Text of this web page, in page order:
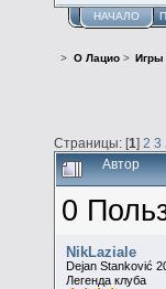
НАЧАЛО
> О Лацио> Игры
Страницы: [1] 2 3
Автор
0
NikLaziale
Dejan Stanković
Легенда клуба